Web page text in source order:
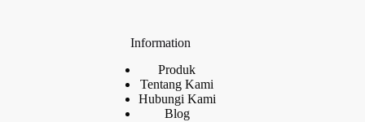
Information
Produk
Tentang Kami
Hubungi Kami
Blog